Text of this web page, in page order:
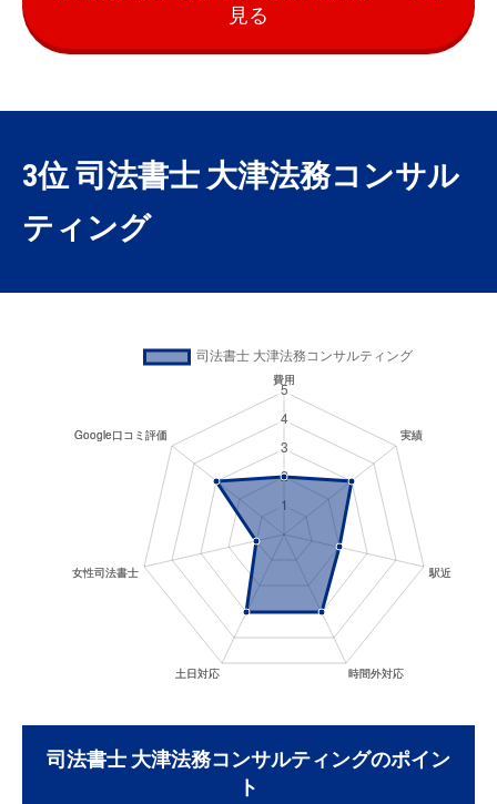
見る
3位 司法書士 大津法務コンサル
ティング
司法書士 大津法務コンサルティングのポイン
ト